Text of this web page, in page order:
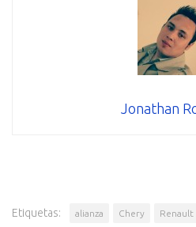
Jonathan
Etiquetas: alianza Chery Renault